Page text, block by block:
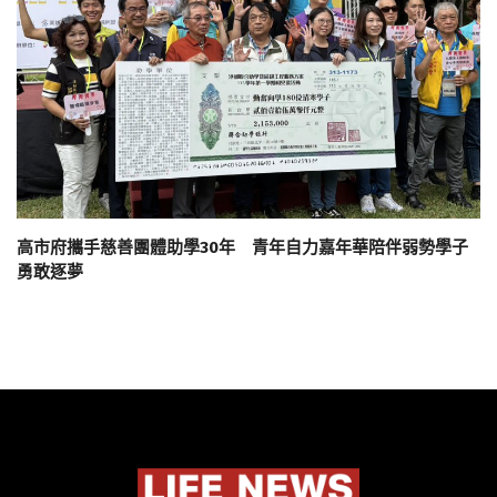
高市府攜手慈善團體助學30年 青年自力嘉年華陪伴弱勢學子
勇敢逐夢